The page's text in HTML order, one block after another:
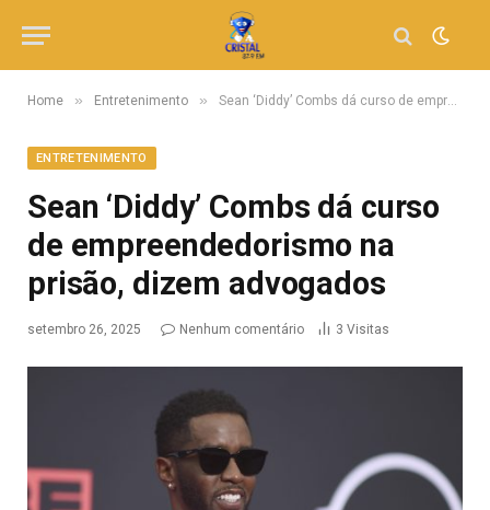
Home » Entretenimento » Sean ‘Diddy’ Combs dá curso de empreendedorismo na prisão, dizem advogados
ENTRETENIMENTO
Sean ‘Diddy’ Combs dá curso
de empreendedorismo na
prisão, dizem advogados
setembro 26, 2025 Nenhum comentário 3 Visitas